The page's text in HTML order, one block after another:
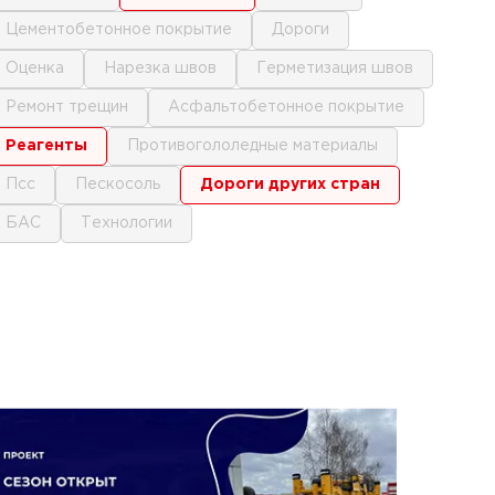
цементобетонное покрытие дороги
оценка нарезка швов герметизация швов
ремонт трещин асфальтобетонное покрытие
реагенты противогололедные материалы
псс пескосоль дороги других стран
БАС технологии